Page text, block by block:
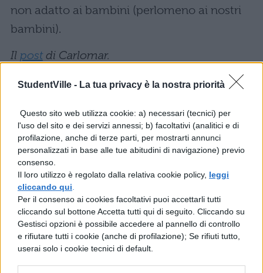
StudentVille - La tua privacy è la nostra priorità
Questo sito web utilizza cookie: a) necessari (tecnici) per
l'uso del sito e dei servizi annessi; b) facoltativi (analitici e di
profilazione, anche di terze parti, per mostrarti annunci
personalizzati in base alle tue abitudini di navigazione) previo
consenso.
Il loro utilizzo è regolato dalla relativa cookie policy, leggi
cliccando qui
Per il consenso ai cookies facoltativi puoi accettarli tutti
cliccando sul bottone Accetta tutti qui di seguito. Cliccando su
Gestisci opzioni è possibile accedere al pannello di controllo
e rifiutare tutti i cookie (anche di profilazione); Se rifiuti tutto,
userai solo i cookie tecnici di default.
non adatto ai bambini (perlomeno ai nostri
bambini).
Il postdi Carlomar.
da dove ho preso
la fotografia…sullo sfondo si vede Creta.
COMMENTI